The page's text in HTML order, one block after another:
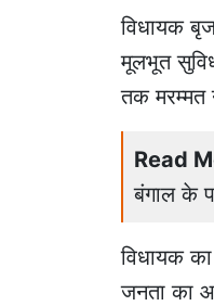
विधायक
मूलभूत
तक मरम्मत
Read
बंगाल के
विधायक
जनता का